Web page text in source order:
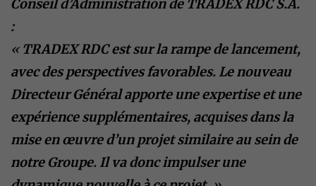
Conseil d’Administration de TRADEX RDC S.A.
:
​« TRADEX RDC est sur la rampe de lancement,
avec des perspectives favorables. Le nouveau
Directeur Général apporte une expertise et une
expérience supplémentaires, acquises dans la
mise en œuvre d’un projet similaire au sein de
notre Groupe. Il va donc impulser une